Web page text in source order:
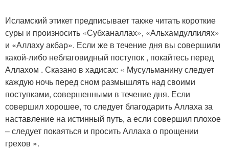
Исламский этикет предписывает также читать короткие
суры и произносить «Субханаллах», «Альхамдуллилях»
и «Аллаху акбар». Если же в течение дня вы совершили
какой-либо неблаговидный поступок , покайтесь перед
Аллахом . Сказано в хадисах: « Мусульманину следует
каждую ночь перед сном размышлять над своими
поступками, совершенными в течение дня. Если
совершил хорошее, то следует благодарить Аллаха за
наставление на истинный путь, а если совершил плохое
– следует покаяться и просить Аллаха о прощении
грехов ».